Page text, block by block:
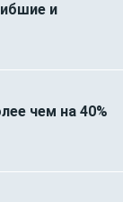
и
чем на 40%